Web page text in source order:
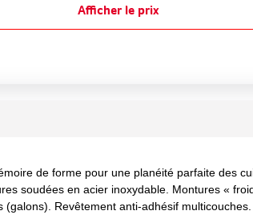
Afficher le prix
de forme pour une planéité parfaite des
soudées en acier inoxydable. Montures «
Revêtement anti-adhésif